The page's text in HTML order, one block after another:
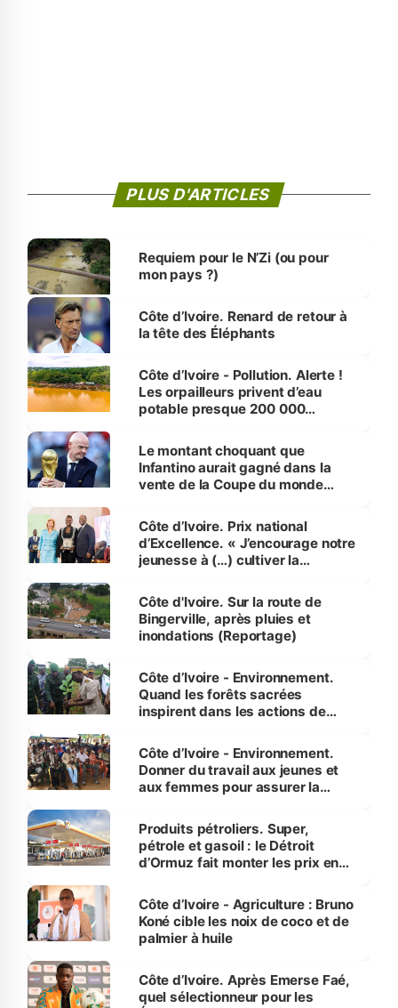
PLUS D'ARTICLES
Requiem pour le N’Zi (ou pour
mon pays ?)
Côte d’Ivoire. Renard de retour à
la tête des Éléphants
Côte d’Ivoire - Pollution. Alerte !
Les orpailleurs privent d’eau
potable presque 200 000
Le montant choquant que
Infantino aurait gagné dans la
vente de la Coupe du monde
Côte d’Ivoire. Prix national
d’Excellence. « J’encourage notre
jeunesse à (…) cultiver la
(Alassane Ouattara
Côte d'Ivoire. Sur la route de
Bingerville, après pluies et
inondations (Reportage)
Côte d’Ivoire - Environnement.
Quand les forêts sacrées
inspirent dans les actions de
Côte d’Ivoire - Environnement.
Donner du travail aux jeunes et
aux femmes pour assurer la
menacées
Produits pétroliers. Super,
pétrole et gasoil : le Détroit
d’Ormuz fait monter les prix en
Côte d’Ivoire - Agriculture : Bruno
Koné cible les noix de coco et de
palmier à huile
Côte d’Ivoire. Après Emerse Faé,
quel sélectionneur pour les